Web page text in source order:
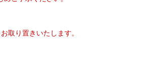
取り置きいたします。